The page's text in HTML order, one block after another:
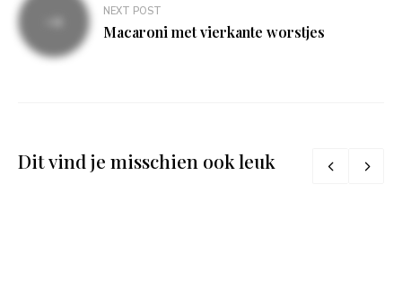
NEXT POST
Macaroni met vierkante worstjes
Dit vind je misschien ook leuk